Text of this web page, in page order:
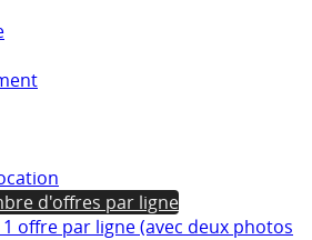
d'offres par ligne
offre par ligne (avec deux photos